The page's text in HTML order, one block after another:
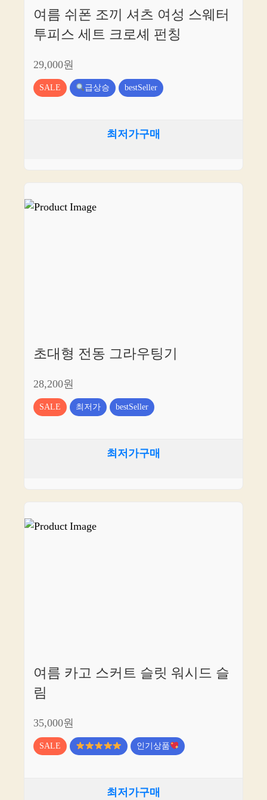
여름 쉬폰 조끼 셔츠 여성 스웨터
투피스 세트 크로셰 펀칭
29,000원
SALE 급상승 bestSeller
최저가구매
초대형 전동 그라우팅기
28,200원
SALE 최저가 bestSeller
최저가구매
여름 카고 스커트 슬릿 워시드 슬
림
35,000원
SALE 인기상품
최저가구매